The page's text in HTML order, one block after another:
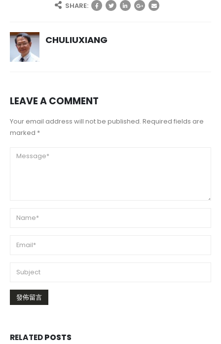
SHARE:
CHULIUXIANG
LEAVE A COMMENT
Your email address will not be published. Required fields are
marked *
RELATEDPOSTS